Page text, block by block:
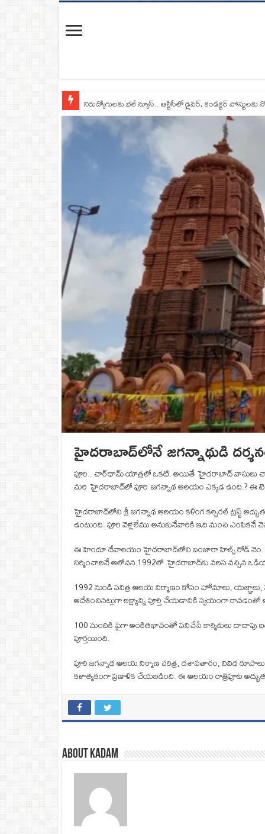
నిరుద్యోగులకు భలే న్యూస్.. ఆర్టీసీలో డ్రైవర్, కండక్టర్‌
హైదరాబాద్‎లోనే జగన్నాథుడి
పూరి.. చార్‌ధామ్ యాత్రలో ఒకటి. అయితే హైదరాబాద్ వాసులు
మరి హైదరాబాద్‎లో పూరి జగన్నాథ ఆలయం ఎక్కడ ఉంది.? ఈ
హైదరాబాద్‎లోని శ్రీ జగన్నాథ ఆలయం కళింగ కల్చరల్ ట్రస్ట్
ఉంటుంది. పూరి వెళ్లలేము అనుకునేవారికి ఇది మంచి ఎంపికనే
ఈ హిందూ దేవాలయం హైదరాబాద్‌లోని బంజారా హిల్స్‌ రోడ్
నిర్మించాలనే ఆలోచన 1992లో హైదరాబాద్‎కు వలస వచ్చిన
1992 నుండి పవిత్ర ఆలయ నిర్మాణం కోసం హోమాలు, యజ్ఞాలు,
ఆదేశించినట్లుగా లక్ష్యాన్ని పూర్తి చేయడానికి స్వయంగా
100 మందికి పైగా అంకితభావంతో పనిచేసే కార్మికులు దాదాపు
పూర్తయింది.
పూరి జగన్నాథ ఆలయ నిర్మాణ చరిత్ర, దశావతారం, వివిధ
కళాత్మకంగా ప్రణాళిక చేయబడింది. ఈ ఆలయం రాత్రిపూట
About Kadam